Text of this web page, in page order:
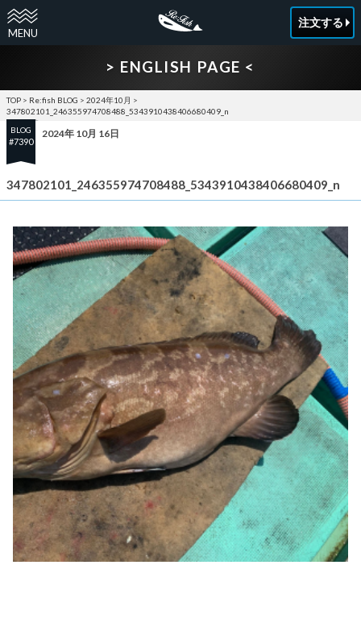
注文する
> ENGLISH PAGE <
TOP > Re:fish BLOG > 2024年10月 >
347802101_246355974708488_5343910438406680409_n
BLOG
#7390
2024年 10月 16日
347802101_246355974708488_5343910438406680409_n